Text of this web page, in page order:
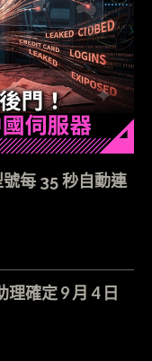
每 35 秒自動連
確定 9 月 4 日